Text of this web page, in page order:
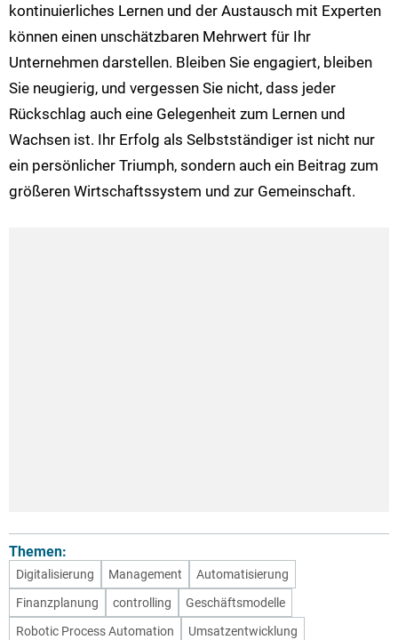
kontinuierliches Lernen und der Austausch mit Experten
können einen unschätzbaren Mehrwert für Ihr
Unternehmen darstellen. Bleiben Sie engagiert, bleiben
Sie neugierig, und vergessen Sie nicht, dass jeder
Rückschlag auch eine Gelegenheit zum Lernen und
Wachsen ist. Ihr Erfolg als Selbstständiger ist nicht nur
ein persönlicher Triumph, sondern auch ein Beitrag zum
größeren Wirtschaftssystem und zur Gemeinschaft.
Themen:
Digitalisierung Management
Automatisierung
Finanzplanung
controlling
Geschäftsmodelle
Robotic Process Automation
Umsatzentwicklung